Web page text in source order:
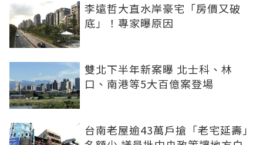
李遠哲大直水岸豪宅「房價又破
底」！專家曝原因
雙北下半年新案曝 北士科、林
口、南港等5大百億案登場
台南老屋逾43萬戶搶「老宅延壽」